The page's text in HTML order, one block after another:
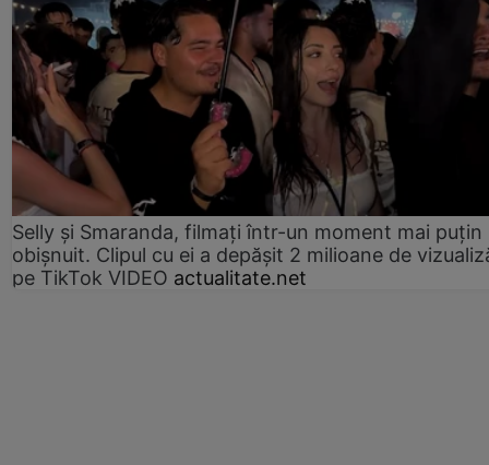
Selly și Smaranda, filmați într-un moment mai puțin
obișnuit. Clipul cu ei a depășit 2 milioane de
pe TikTok VIDEO actualitate.net